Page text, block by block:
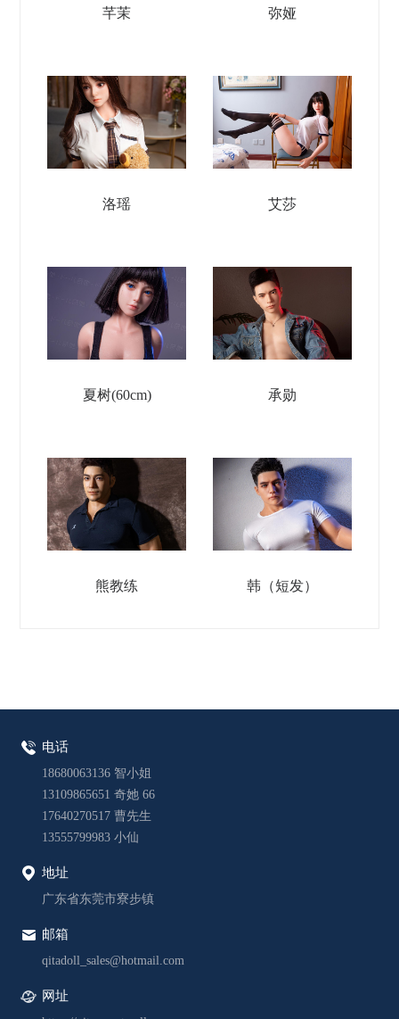
芊茉 弥娅
洛瑶 艾莎
夏树(60cm) 承勋
熊教练 韩（短发）
电话
18680063136 智小姐
13109865651 奇她 66
17640270517 曹先生
13555799983 小仙
地址
广东省东莞市寮步镇
邮箱
qitadoll_sales@hotmail.com
网址